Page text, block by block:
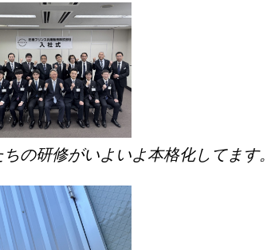
の研修がいよいよ本格化してます。